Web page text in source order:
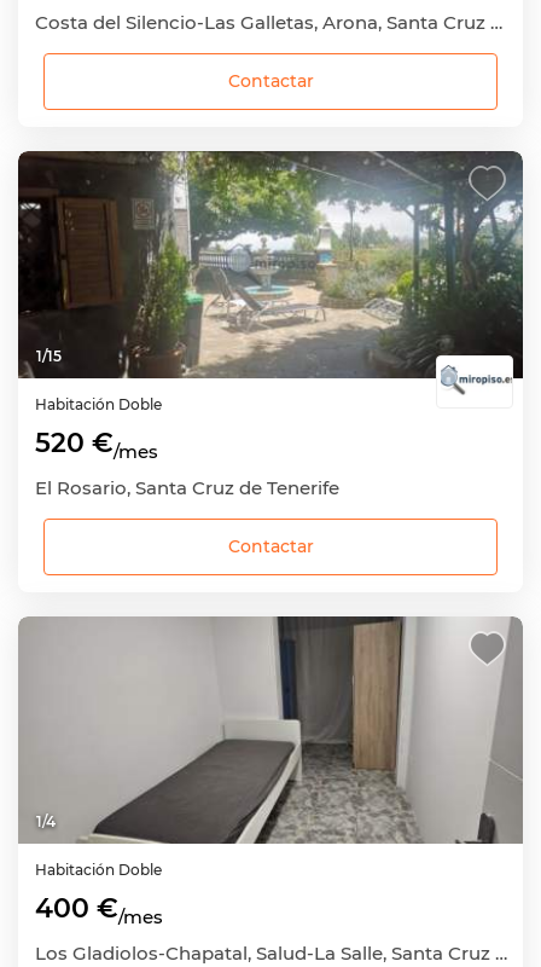
Costa del Silencio-Las Galletas, Arona, Santa Cruz de Tenerife
Contactar
1/15
Habitación Doble
520 €/mes
El Rosario, Santa Cruz de Tenerife
Contactar
1/4
Habitación Doble
400 €/mes
Los Gladiolos-Chapatal, Salud-La Salle, Santa Cruz de Tenerife Capital, Santa Cruz de Tenerife